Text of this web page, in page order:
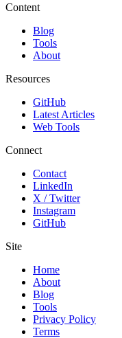
Content
Blog
Tools
About
Resources
GitHub
Latest Articles
Web Tools
Connect
Contact
LinkedIn
X / Twitter
Instagram
GitHub
Site
Home
About
Blog
Tools
Privacy Policy
Terms